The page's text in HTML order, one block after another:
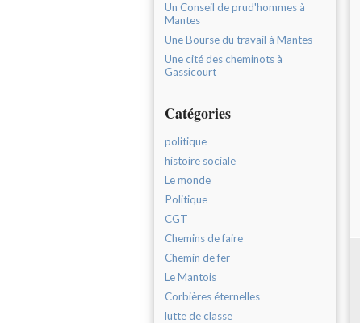
Un Conseil de prud'hommes à
Mantes
Une Bourse du travail à Mantes
Une cité des cheminots à
Gassicourt
Catégories
politique
histoire sociale
Le monde
Politique
CGT
Chemins de faire
Chemin de fer
Le Mantois
Corbières éternelles
lutte de classe